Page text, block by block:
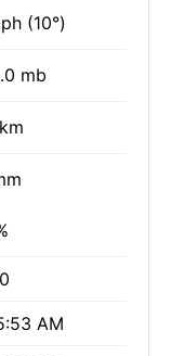
(10°)
mb
AM